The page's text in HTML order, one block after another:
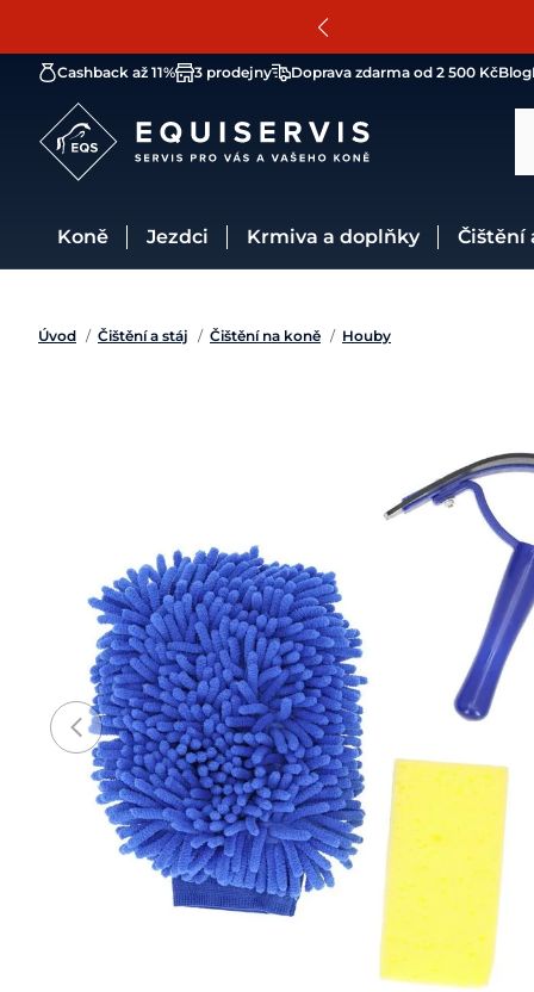
Cashback až 11% 3 prodejny Doprava zdarma od 2 500 KčBlog
Koně Jezdci Krmiva a doplňky
Úvod / Čištění a stáj / Čištění na koně / Houby